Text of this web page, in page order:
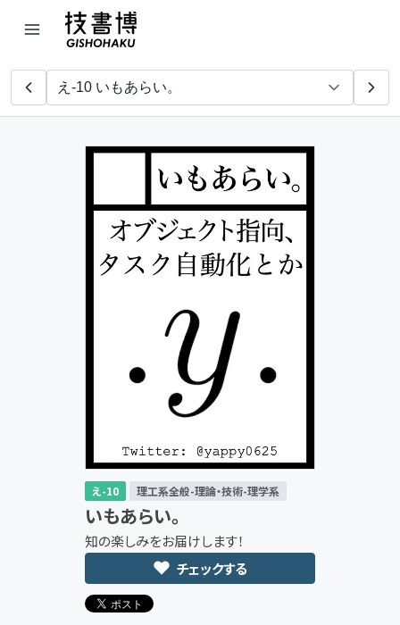
たいら屋
え-10 理工系全般-理論・技術-理学系
いもあらい。
知の楽しみをお届けします！
チェックする